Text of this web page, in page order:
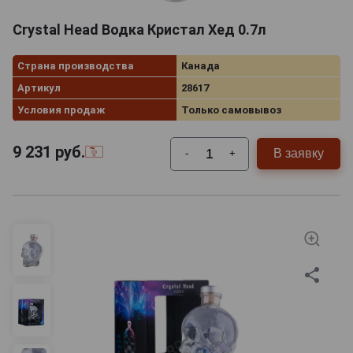
созревания подвергается обработке холодом (причем
способствуют уникальные погодные условия
Канады).
При этом
Crystal Head Водка Кристал Хед 0.7л
Страна производства
Канада
Артикул
28617
Условия продаж
Только самовывоз
9 231 руб. - + В заявку